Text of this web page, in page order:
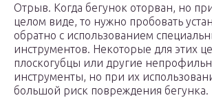
Отрыв. Когда бегунок оторван, но
целом виде, то нужно пробовать
обратно с использованием
инструментов. Некоторые для этих
плоскогубцы или другие
инструменты, но при их
большой риск повреждения бегунка.